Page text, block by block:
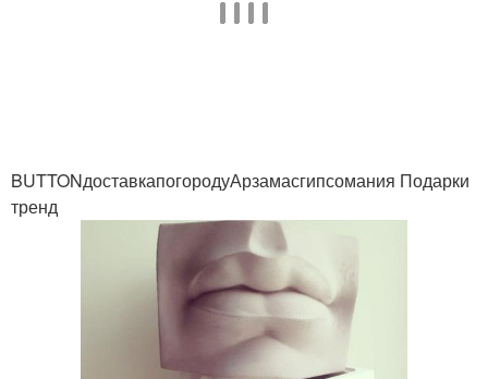
BUTTONдоставкапогородуАрзамасгипсомания Подарки
тренд